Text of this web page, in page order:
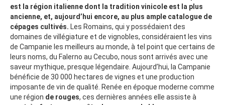
est la région italienne dont la tradition vinicole est la plus
ancienne, et, aujourd’hui encore, au plus ample catalogue de
cépages cultivés. Les Romains, qui y possédaient des
domaines de villégiature et de vignobles, considéraient les vins
de Campanie les meilleurs au monde, à tel point que certains de
leurs noms, du Falerno au Cecubo, nous sont arrivés avec une
saveur mythique, presque légendaire. Aujourd’hui, la Campanie
bénéficie de 30 000 hectares de vignes et une production
imposante de vin de qualité. Renée en époque moderne comme
une région de rouges, ces dernières années elle assiste à